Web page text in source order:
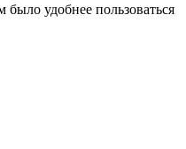
удобнее пользоваться